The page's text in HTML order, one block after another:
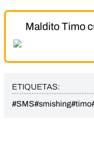
Maldito Timo
ETIQUETAS:
#SMS#smishing#timo